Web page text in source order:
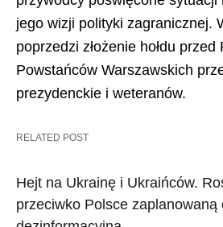
jego wizji polityki zagranicznej.
poprzedzi złożenie hołdu przed
Powstańców Warszawskich
prezydenckie i weteranów.
RELATED POST
Hejt na Ukrainę i Ukraińców.
przeciwko Polsce zaplanowaną